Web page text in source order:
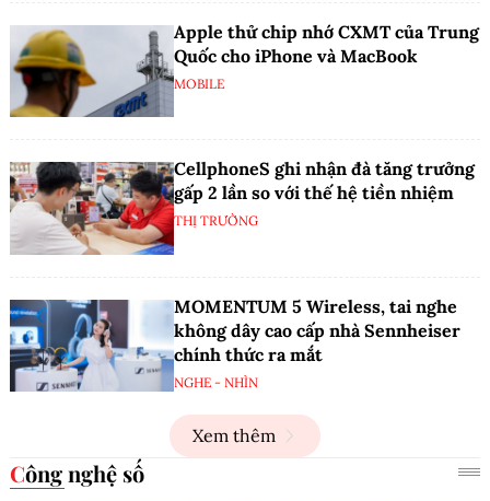
Apple thử chip nhớ CXMT của Trung
Quốc cho iPhone và MacBook
MOBILE
CellphoneS ghi nhận đà tăng trưởng
gấp 2 lần so với thế hệ tiền nhiệm
THỊ TRƯỜNG
MOMENTUM 5 Wireless, tai nghe
không dây cao cấp nhà Sennheiser
chính thức ra mắt
NGHE - NHÌN
Xem thêm
Công nghệ số